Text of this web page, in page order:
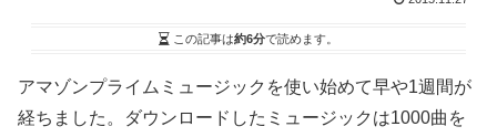
この記事は約6分で読めます。
アマゾンプライムミュージックを使い始めて早や1週間が
経ちました。ダウンロードしたミュージックは1000曲を